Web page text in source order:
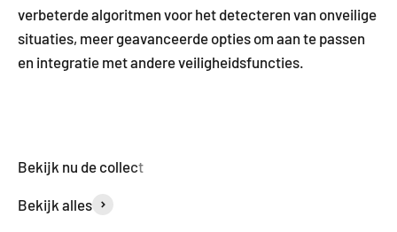
verbeterde algoritmen voor het detecteren van onveilige
situaties, meer geavanceerde opties om aan te passen
en integratie met andere veiligheidsfuncties.
Bekijk alles